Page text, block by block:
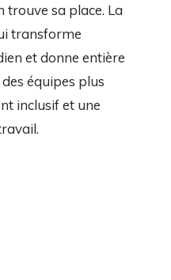
trouve sa place. La
transforme
et donne entière
équipes plus
inclusif et une